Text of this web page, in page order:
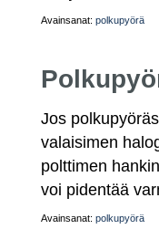
Avainsanat: polkupyörä
Jos
valaisimen
polttimen
voi pidentää
Avainsanat: polkupyörä